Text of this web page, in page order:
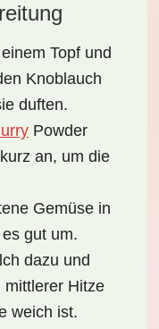
Topf und
Knoblauch
duften.
Powder
an, um die
Gemüse in
gut um.
dazu und
Hitze
weich ist.